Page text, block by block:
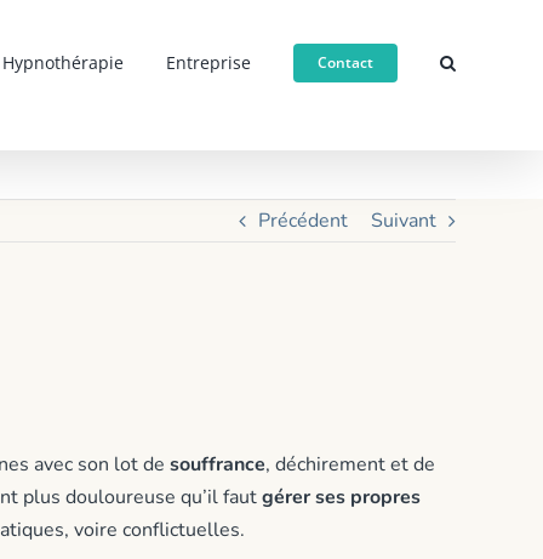
Hypnothérapie Entreprise Contact
Précédent Suivant
avec son lot de souffrance, déchirement et de
plus douloureuse qu’il fautgérer ses propres
voire conflictuelles.